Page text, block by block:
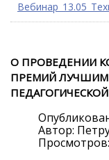
О ПРОВЕДЕНИИ
ПРЕМИЙ ЛУЧШИМ
Автор: